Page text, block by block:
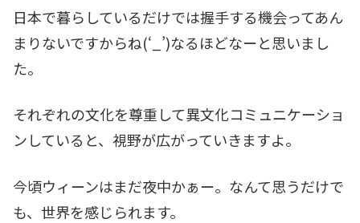
日本で暮らしているだけでは握手する機会ってあん
まりないですからね(‘_’)なるほどなーと思いまし
た。
それぞれの文化を尊重して異文化コミュニケーショ
ンしていると、視野が広がっていきますよ。
今頃ウィーンはまだ夜中かぁー。なんて思うだけで
も、世界を感じられます。